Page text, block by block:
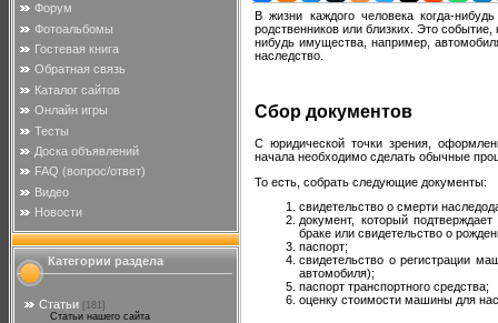
Форум
Фотоальбомы
Гостевая книга
Обратная связь
Каталог сайтов
Онлайн игры
Тесты
Доска объявлений
FAQ (вопрос/ответ)
Видео
Новости
Категории раздела
Статьи
[181]
Статьи нашего сайта
В жизни каждого человека когда-
родственников или близких. Это
нибудь имущества, например,
наследство.
Сбор документов
С юридической точки зрения,
начала необходимо сделать обычные
То есть, собрать следующие документы:
свидетельство о смерти
документ, который
браке или свидетельство о
паспорт;
свидетельство о регистрации
автомобиля);
паспорт транспортного средства;
оценку стоимости машины для